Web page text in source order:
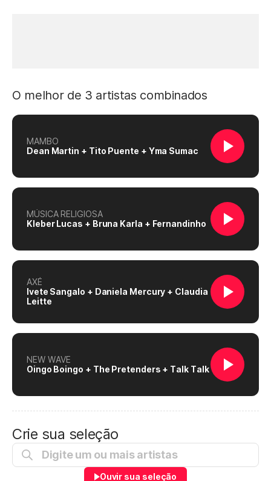
O melhor de 3 artistas combinados
MAMBO
Dean Martin + Tito Puente + Yma Sumac
MÚSICA RELIGIOSA
Kleber Lucas + Bruna Karla + Fernandinho
AXÉ
Ivete Sangalo + Daniela Mercury + Claudia
Leitte
NEW WAVE
Oingo Boingo + The Pretenders + Talk Talk
Crie sua seleção
Ouvir sua seleção